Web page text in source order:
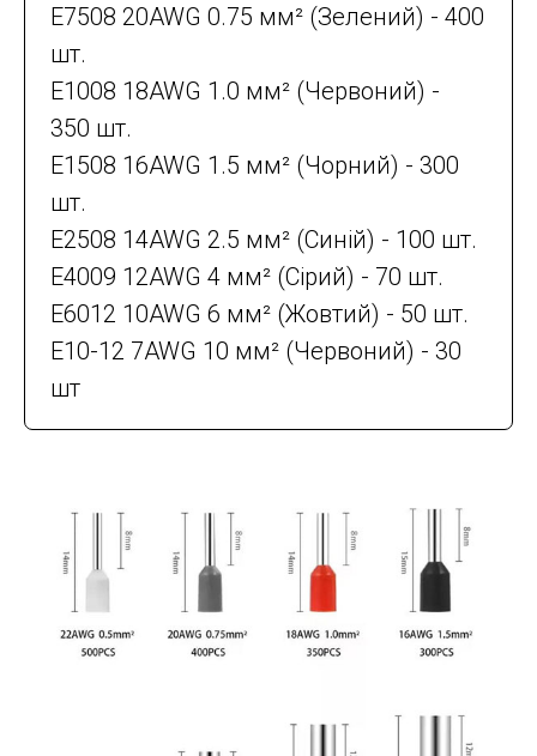
E7508 20AWG 0.75 мм² (Зелений) - 400
шт.
E1008 18AWG 1.0 мм² (Червоний) -
350 шт.
E1508 16AWG 1.5 мм² (Чорний) - 300
шт.
E2508 14AWG 2.5 мм² (Синій) - 100 шт.
E4009 12AWG 4 мм² (Сірий) - 70 шт.
E6012 10AWG 6 мм² (Жовтий) - 50 шт.
E10-12 7AWG 10 мм² (Червоний) - 30
шт